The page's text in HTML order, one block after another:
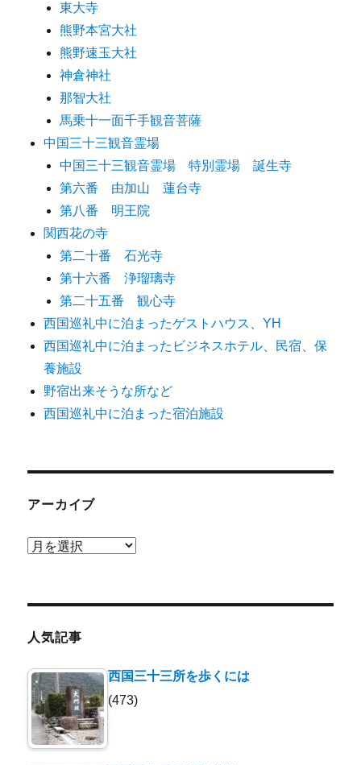
東大寺
熊野本宮大社
熊野速玉大社
神倉神社
那智大社
馬乗十一面千手観音菩薩
中国三十三観音霊場
中国三十三観音霊場 特別霊場 誕生寺
第六番 由加山 蓮台寺
第八番 明王院
関西花の寺
第二十番 石光寺
第十六番 浄瑠璃寺
第二十五番 観心寺
西国巡礼中に泊まったゲストハウス、YH
西国巡礼中に泊まったビジネスホテル、民宿、保
養施設
野宿出来そうな所など
西国巡礼中に泊まった宿泊施設
アーカイブ
ア
ブ
人気記事
西国三十三所を歩くには
(473)